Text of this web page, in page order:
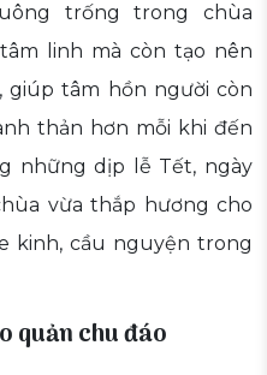
trống trong chùa
linh mà còn tạo nên
giúp tâm hồn người còn
thản hơn mỗi khi đến
những dịp lễ Tết, ngày
vừa thắp hương cho
kinh, cầu nguyện trong
quản chu đáo